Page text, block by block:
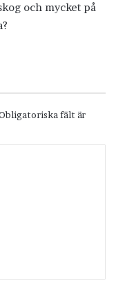
och mycket på
fält är